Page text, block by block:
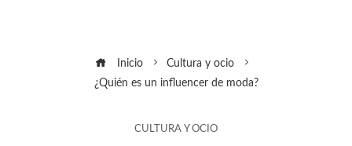
Inicio
Cultura y ocio
¿Quién es un influencer de moda?
CULTURA Y OCIO